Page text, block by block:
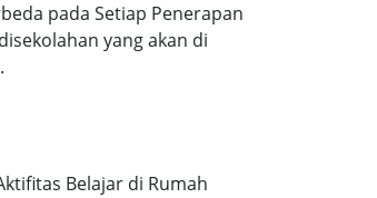
pada Setiap Penerapan
yang akan di
Belajar di Rumah